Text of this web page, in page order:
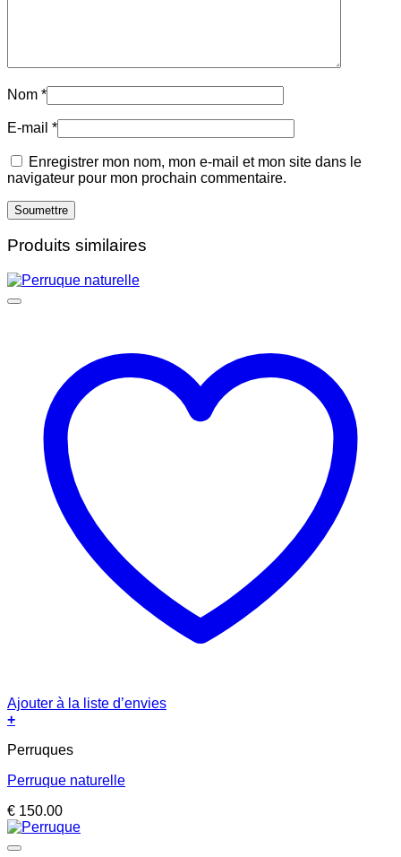
Nom *
E-mail *
Enregistrer mon nom, mon e-mail et mon site dans le
navigateur pour mon prochain commentaire.
Produits similaires
Ajouter à la liste d’envies
+
Perruques
Perruque naturelle
€ 150.00